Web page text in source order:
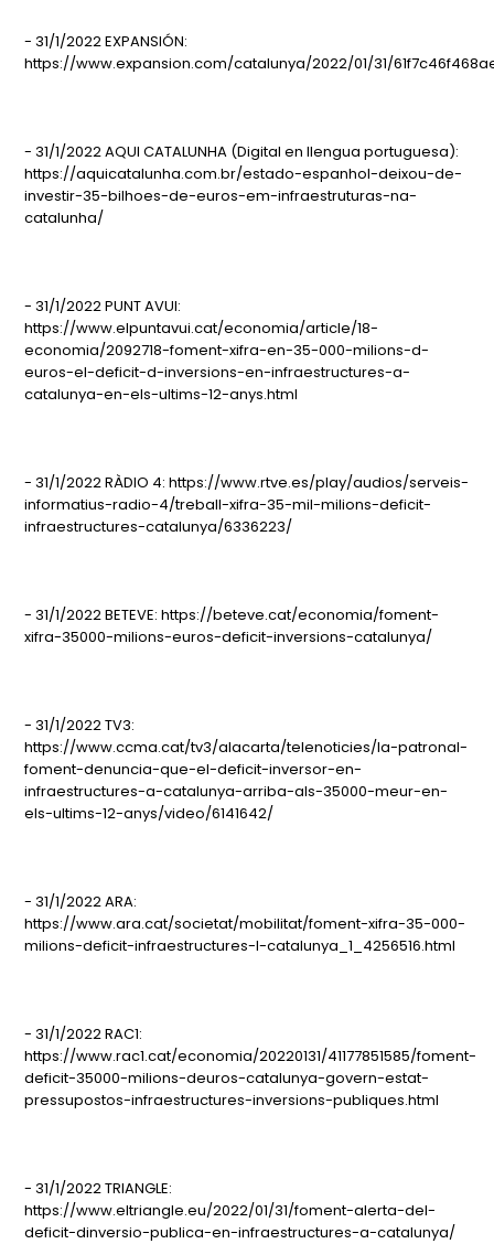
- 31/1/2022 EXPANSIÓN:
https://www.expansion.com/catalunya/2022/01/31/
- 31/1/2022 AQUI CATALUNHA (Digital en llengua portuguesa):
https://aquicatalunha.com.br/estado-espanhol-deixou-de-
investir-35-bilhoes-de-euros-em-infraestruturas-na-
catalunha/
- 31/1/2022 PUNT AVUI:
https://www.elpuntavui.cat/economia/article/18-
economia/2092718-foment-xifra-en-35-000-milions-d-
euros-el-deficit-d-inversions-en-infraestructures-a-
catalunya-en-els-ultims-12-anys.html
- 31/1/2022 RÀDIO 4: https://www.rtve.es/play/audios/serveis-
informatius-radio-4/treball-xifra-35-mil-milions-deficit-
infraestructures-catalunya/6336223/
- 31/1/2022 BETEVE: https://beteve.cat/economia/foment-
xifra-35000-milions-euros-deficit-inversions-catalunya/
- 31/1/2022 TV3:
https://www.ccma.cat/tv3/alacarta/telenoticies/la-patronal-
foment-denuncia-que-el-deficit-inversor-en-
infraestructures-a-catalunya-arriba-als-35000-meur-en-
els-ultims-12-anys/video/6141642/
- 31/1/2022 ARA:
https://www.ara.cat/societat/mobilitat/foment-xifra-35-000-
milions-deficit-infraestructures-l-catalunya_1_4256516.html
- 31/1/2022 RAC1:
https://www.rac1.cat/economia/20220131/41177851585/foment-
deficit-35000-milions-deuros-catalunya-govern-estat-
pressupostos-infraestructures-inversions-publiques.html
- 31/1/2022 TRIANGLE:
https://www.eltriangle.eu/2022/01/31/foment-alerta-del-
deficit-dinversio-publica-en-infraestructures-a-catalunya/